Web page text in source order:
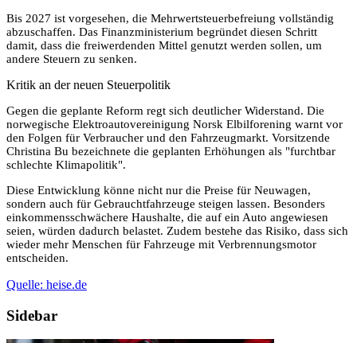
Bis 2027 ist vorgesehen, die Mehrwertsteuerbefreiung vollständig
abzuschaffen. Das Finanzministerium begründet diesen Schritt
damit, dass die freiwerdenden Mittel genutzt werden sollen, um
andere Steuern zu senken.
Kritik an der neuen Steuerpolitik
Gegen die geplante Reform regt sich deutlicher Widerstand. Die
norwegische Elektroautovereinigung Norsk Elbilforening warnt vor
den Folgen für Verbraucher und den Fahrzeugmarkt. Vorsitzende
Christina Bu bezeichnete die geplanten Erhöhungen als "furchtbar
schlechte Klimapolitik".
Diese Entwicklung könne nicht nur die Preise für Neuwagen,
sondern auch für Gebrauchtfahrzeuge steigen lassen. Besonders
einkommensschwächere Haushalte, die auf ein Auto angewiesen
seien, würden dadurch belastet. Zudem bestehe das Risiko, dass sich
wieder mehr Menschen für Fahrzeuge mit Verbrennungsmotor
entscheiden.
Quelle: heise.de
Sidebar